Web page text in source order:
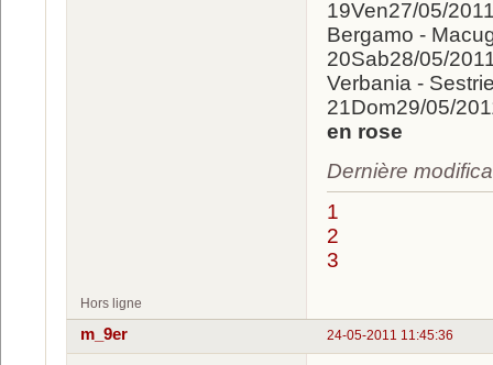
19Ven27/05/
Bergamo -
20Sab28/05/
Verbania -
21Dom29/05/
en rose
Dernière
1
2
3
Hors ligne
24-05-2011 11:45:36
m_9er